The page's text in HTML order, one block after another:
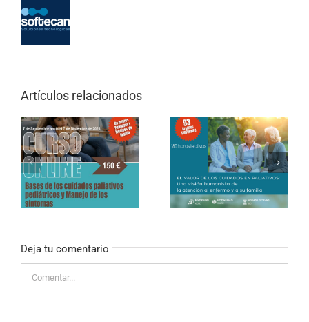
Artículos relacionados
CURSO ONLINE DE
PALIATIVOS SIN
FRONTERAS «EL
VALOR DE LOS
CUIDADOS EN
PALIATIVOS»
CURSO ONLINE (SEMI-
PRESENCIAL) – El valor
de los cuidados en
paliativos
Deja tu comentario